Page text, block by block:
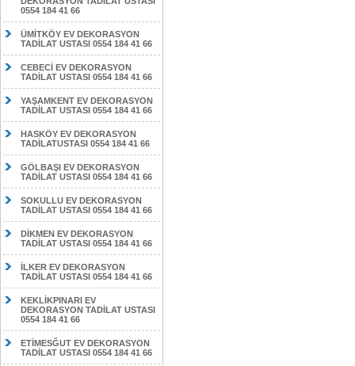
0554 184 41 66
ÜMİTKÖY EV DEKORASYON
TADİLAT USTASI 0554 184 41 66
CEBECİ EV DEKORASYON
TADİLAT USTASI 0554 184 41 66
YAŞAMKENT EV DEKORASYON
TADİLAT USTASI 0554 184 41 66
HASKÖY EV DEKORASYON
TADİLATUSTASI 0554 184 41 66
GÖLBAŞI EV DEKORASYON
TADİLAT USTASI 0554 184 41 66
SOKULLU EV DEKORASYON
TADİLAT USTASI 0554 184 41 66
DİKMEN EV DEKORASYON
TADİLAT USTASI 0554 184 41 66
İLKER EV DEKORASYON
TADİLAT USTASI 0554 184 41 66
KEKLİKPINARI EV
DEKORASYON TADİLAT USTASI
0554 184 41 66
ETİMESĞUT EV DEKORASYON
TADİLAT USTASI 0554 184 41 66